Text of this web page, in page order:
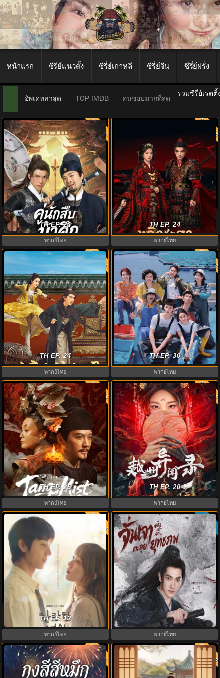
หน้าแรก ซีรีย์แนวตั้ง ซีรี่ย์เกาหลี ซีรี่ย์จีน ซีรี่ย์ฝรั่ง
อัพเดทล่าสุด TOP IMDB คนชอบมากที่สุด
รวมซีรี่ย์เรตติ้
ดูซีรี่ย์ Detective Duo: Maiden and
Horseman คู่นักสืบม้าศึก (พากย์
ไทย)
พากย์ไทย
TH EP. 24
พากย์ไทย
พลิกชะตาเหนือฟ้า (2026) Ashes to
Crown พากย์ไทย EP.1-24 จบ
พากย์ไทย
TH EP. 24
พากย์ไทย
A Thousand Miles to Your Heart
ซับไทย คู่หูไขคดีแห่งราชสำนัก
7.0 พากย์ไทย
TH EP. 24
พากย์ไทย
ดูซีรี่ย์จีน Dazzling ซับไทย (2026)
พราว EP.1-30 (จบ)
8.0 พากย์ไทย
TH EP. 30
พากย์ไทย
The Tang Mist S1 ซับไทย (2026)
หมอกปริศนาแห่งราชวงศ์ถัง ภาค1
9.0 พากย์ไทย
TH EP. 25
พากย์ไทย
อาถรรพ์คดีวิกลเยว่โจว (2025)
Yuezhou Phantom Tales พากย์ไทย
8.5 พากย์ไทย
TH EP. 20
พากย์ไทย
ในวันที่หัวใจส่องแสง In Your
Radiant Season 2026 พากย์ไทย
8.0 พากย์ไทย
TH EP. 12
พากย์ไทย
Zhan Zhao Adventures จั่นเจาตะลุย
ยุทธภพ (2026) พากย์ไทย ซับไทย
EP.1-37 (จบ)
5.0 ซับไทย
พากย์ไทย
9.0 พากย์ไทย 9.0 พากย์ไทย